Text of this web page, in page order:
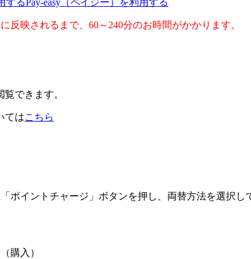
Pay-easy（ペイジー）を利用する
反映されるまで、60～240分のお時間がかかります。
できます。
てはこちら
ポイントチャージ」ボタンを押し、両替方法を選択し
購入）